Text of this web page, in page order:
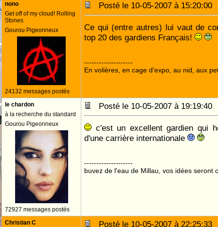
nono
Get off of my cloud! Rolling
Stones
Gourou Pigeonneux
24132 messages postés
Posté le 10-05-2007 à
Ce qui (entre autres) lui vaut de
top 20 des gardiens Français!
--------------------
En volières, en cage d'expo, au nid, aux
le chardon
à la recherche du standard
Gourou Pigeonneux
72927 messages postés
Posté le 10-05-2007 à
c'est un excellent gardien qui
d'une carrière internationale
--------------------
buvez de l'eau de Millau, vos idées seront
Christian C
Posté le 10-05-2007 à